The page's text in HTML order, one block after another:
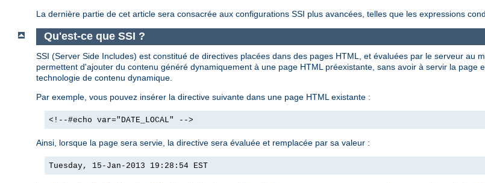
La dernière partie de cet article sera consacrée aux configurations SSI plus avancées, telles que les expressions
Qu'est-ce que SSI ?
SSI (Server Side Includes) est constitué de directives placées dans des pages HTML, et évaluées par le serveur au
permettent d'ajouter du contenu généré dynamiquement à une page HTML préexistante, sans avoir à servir la page
technologie de contenu dynamique.
Par exemple, vous pouvez insérer la directive suivante dans une page HTML existante :
<!--#echo var="DATE_LOCAL" -->
Ainsi, lorsque la page sera servie, la directive sera évaluée et remplacée par sa valeur :
Tuesday, 15-Jan-2013 19:28:54 EST